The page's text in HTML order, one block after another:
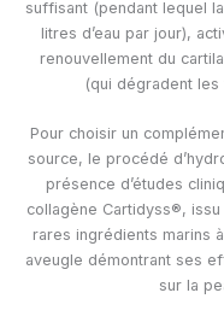
suffisant (pendant lequel
litres d’eau par jour),
renouvellement du
(qui dégradent
Pour choisir un
source, le procédé
présence d’études
collagène Cartidyss®,
rares ingrédients marins
aveugle démontrant ses
sur la